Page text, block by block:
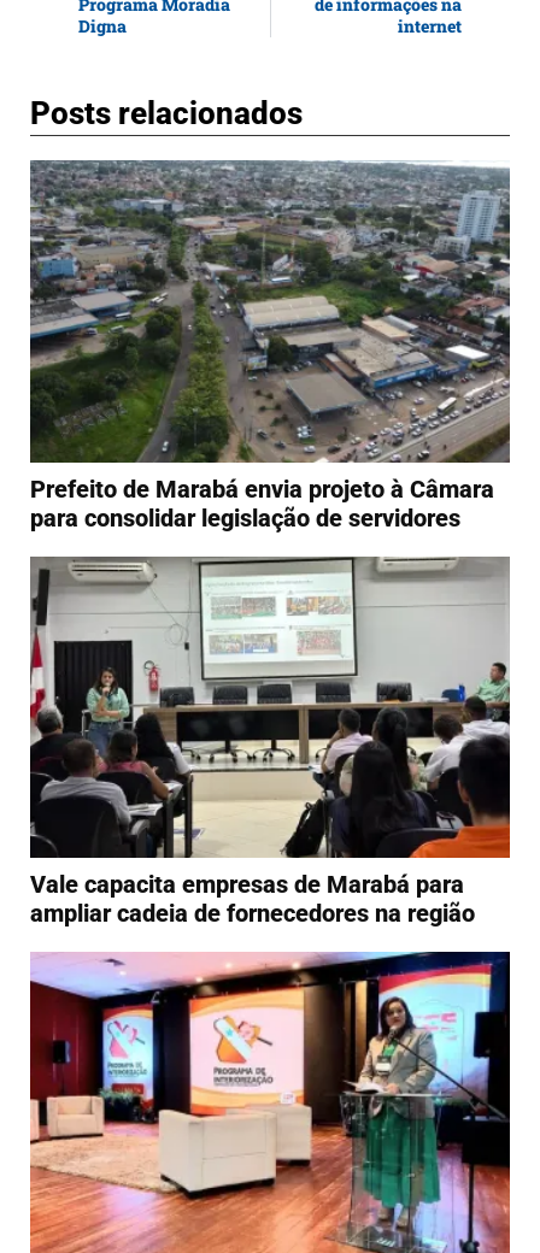
Digna
internet
Posts relacionados
Prefeito de Marabá envia projeto à Câmara
para consolidar legislação de servidores
Vale capacita empresas de Marabá para
ampliar cadeia de fornecedores na região